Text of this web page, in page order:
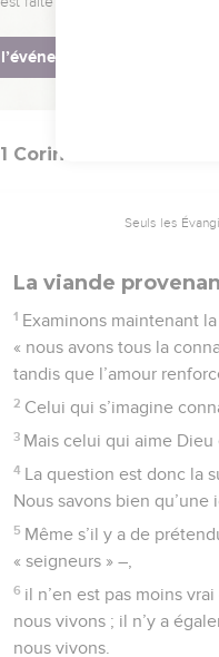
aussi, l’Esprit de Dieu.
© Société biblique française –
1 Corinthiens
Seuls les
La viande
1 Examinons maintenant
« nous avons tous la
tandis que l’amour
2 Celui qui s’imagine
3 Mais celui qui aime Dieu
4 La question est donc la
Nous savons bien qu’une
5 Même s’il y a de
« seigneurs » –,
6 il n’en est pas moins
nous vivons ; il n’y a
nous vivons.